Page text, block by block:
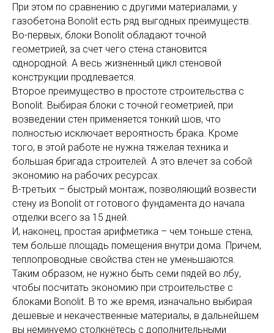
При этом по сравнению с другими материалами, у
газобетона Bonolit есть ряд выгодных преимуществ.
Во-первых, блоки Bonolit обладают точной
геометрией, за счет чего стена становится
однородной. А весь жизненный цикл стеновой
конструкции продлевается.
Второе преимущество в простоте строительства с
Bonolit. Выбирая блоки с точной геометрией, при
возведении стен применяется тонкий шов, что
полностью исключает вероятность брака. Кроме
того, в этой работе не нужна тяжелая техника и
большая бригада строителей. А это влечет за собой
экономию на рабочих ресурсах.
В-третьих – быстрый монтаж, позволяющий возвести
стену из Bonolit от готового фундамента до начала
отделки всего за 15 дней.
И, наконец, простая арифметика – чем тоньше стена,
тем больше площадь помещения внутри дома. Причем,
теплопроводные свойства стен не уменьшаются.
Таким образом, не нужно быть семи пядей во лбу,
чтобы посчитать экономию при строительстве с
блоками Bonolit. В то же время, изначально выбирая
дешевые и некачественные материалы, в дальнейшем
вы неминуемо столкнётесь с дополнительными